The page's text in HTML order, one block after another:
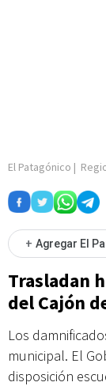
El Patagónico |
+ Agregar El
Trasladan
del Cajón
Los
municipal. El
disposición